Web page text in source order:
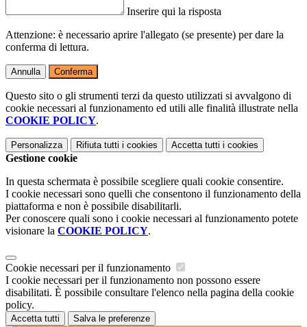
Inserire qui la risposta
Attenzione: è necessario aprire l'allegato (se presente) per dare la
conferma di lettura.
Annulla Conferma
Questo sito o gli strumenti terzi da questo utilizzati si avvalgono di
cookie necessari al funzionamento ed utili alle finalità illustrate nella
COOKIE POLICY.
Personalizza Rifiuta tutti i cookies Accetta tutti i cookies
Gestione cookie
In questa schermata è possibile scegliere quali cookie consentire.
I cookie necessari sono quelli che consentono il funzionamento della
piattaforma e non è possibile disabilitarli.
Per conoscere quali sono i cookie necessari al funzionamento potete
visionare la COOKIE POLICY.
Cookie necessari per il funzionamento
I cookie necessari per il funzionamento non possono essere
disabilitati. È possibile consultare l'elenco nella pagina della cookie
policy.
Accetta tutti Salva le preferenze